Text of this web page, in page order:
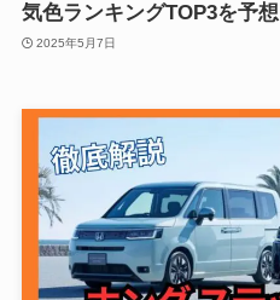
気色ランキングTOP3を予想
2025年5月7日